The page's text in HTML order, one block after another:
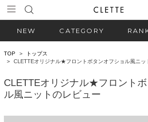
NEW CATEGORY
TOP
トップス
CLETTEオリジナル★フロントボタンオフショル風ニッ
CLETTEオリジナル★フロントボ
ル風ニットのレビュー